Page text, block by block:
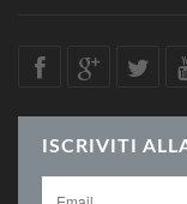
ISCRIVITI